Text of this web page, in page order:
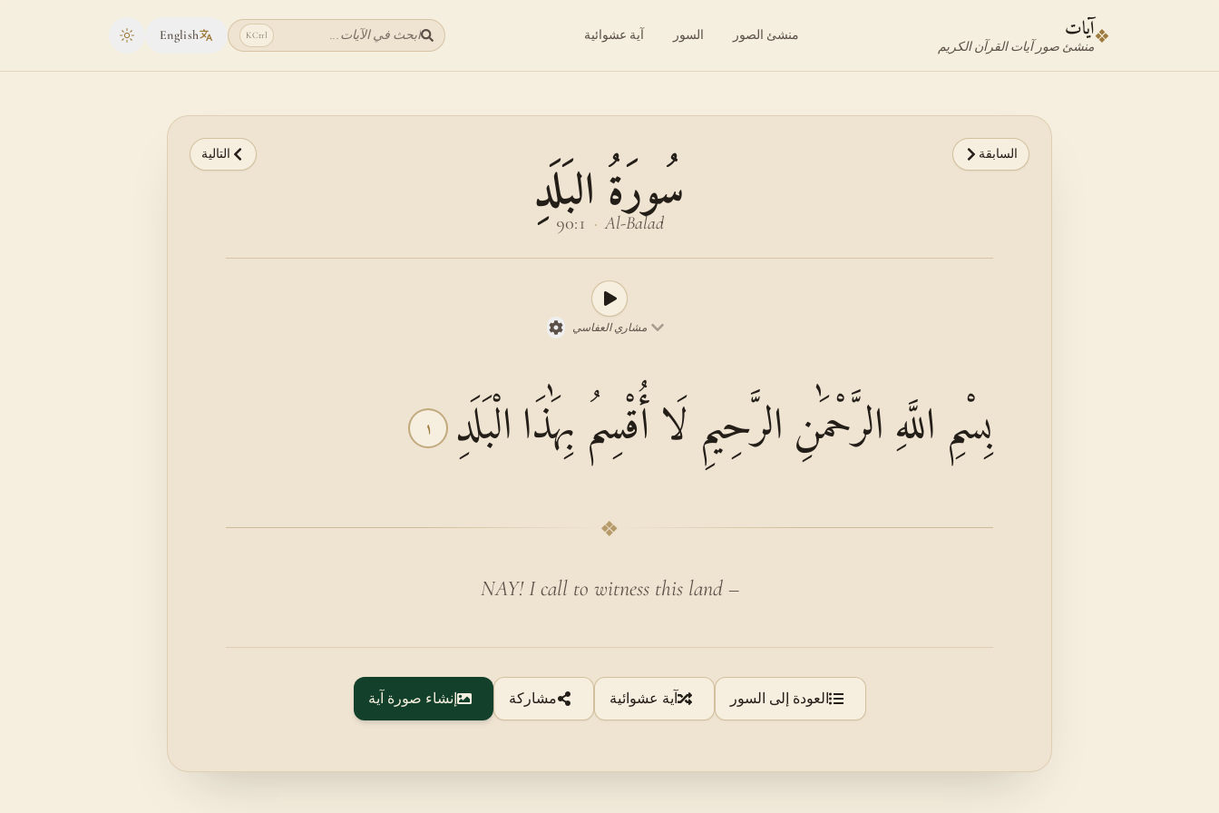
❖آيات
منشئ صور آيات القرآن الكريم
منشئ الصور السور آية عشوائية ابحث في الآيات... Ctrl
K
English
Toggle theme
السابقة التالية
سُورَةُ البَلَدِ
Al-Balad
·
90:1
مشاري العفاسي
بِسْمِ اللَّهِ الرَّحْمَٰنِ الرَّحِيمِ لَا أُقْسِمُ بِهَٰذَا الْبَلَدِ ١
❖
NAY! I call to witness this land –
العودة إلى السور آية عشوائية مشاركة إنشاء صورة آية